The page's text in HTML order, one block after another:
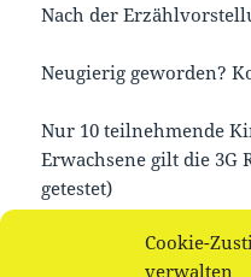
Cookie-
verwalten
Nach der
Neugierig geworden?
Nur 10 teilnehmende
Erwachsene gilt die 3G
getestet)